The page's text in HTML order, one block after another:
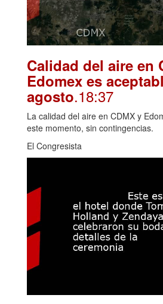
Calidad del aire en
Edomex es
agosto.18:37
La calidad del aire en CDMX y
este momento, sin contingencias.
El Congresista